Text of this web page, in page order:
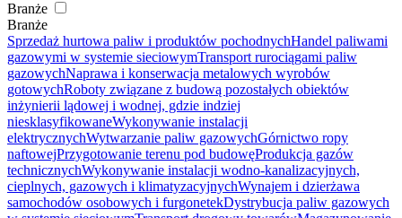
Branże
Branże
Sprzedaż hurtowa paliw i produktów pochodnychHandel paliwami
gazowymi w systemie sieciowymTransport rurociągami paliw
gazowychNaprawa i konserwacja metalowych wyrobów
gotowychRoboty związane z budową pozostałych obiektów
inżynierii lądowej i wodnej, gdzie indziej
niesklasyfikowaneWykonywanie instalacji
elektrycznychWytwarzanie paliw gazowychGórnictwo ropy
naftowejPrzygotowanie terenu pod budowęProdukcja gazów
technicznychWykonywanie instalacji wodno-kanalizacyjnych,
cieplnych, gazowych i klimatyzacyjnychWynajem i dzierżawa
samochodów osobowych i furgonetekDystrybucja paliw gazowych